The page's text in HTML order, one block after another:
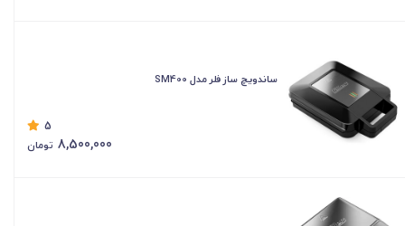
ساندویچ ساز فلر مدل SM400
5
8,500,000 تومان